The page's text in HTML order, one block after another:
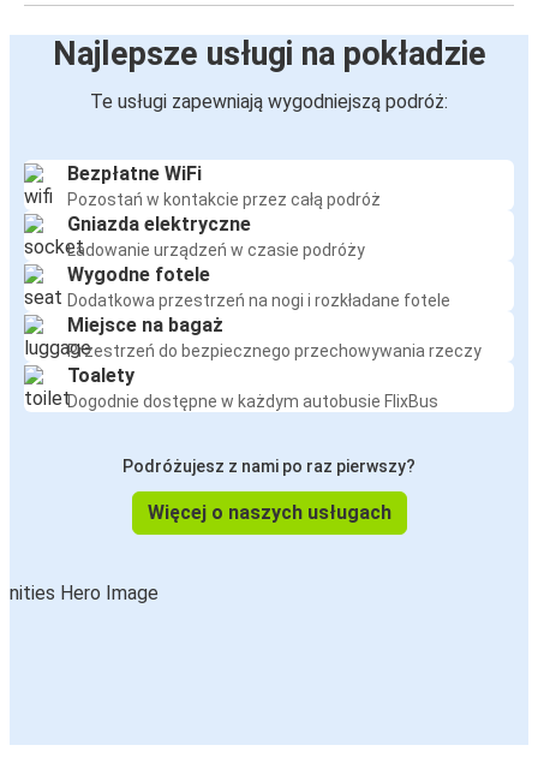
Najlepsze usługi na pokładzie
Te usługi zapewniają wygodniejszą podróż:
Bezpłatne WiFi
Pozostań w kontakcie przez całą podróż
Gniazda elektryczne
Ładowanie urządzeń w czasie podróży
Wygodne fotele
Dodatkowa przestrzeń na nogi i rozkładane fotele
Miejsce na bagaż
Przestrzeń do bezpiecznego przechowywania rzeczy
Toalety
Dogodnie dostępne w każdym autobusie FlixBus
Podróżujesz z nami po raz pierwszy?
Więcej o naszych usługach